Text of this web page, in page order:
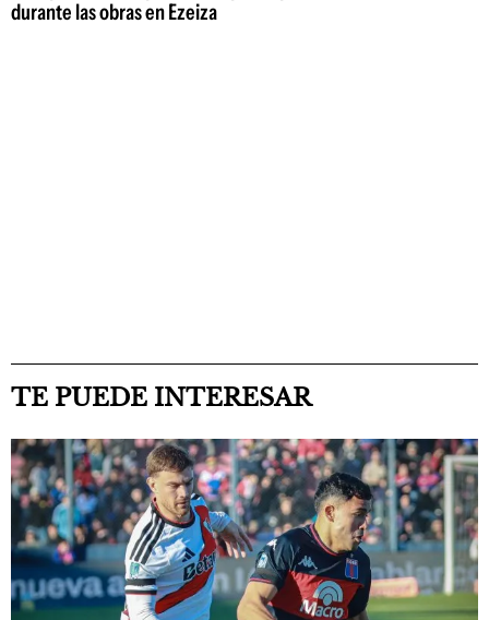
durante las obras en Ezeiza
TE PUEDE INTERESAR